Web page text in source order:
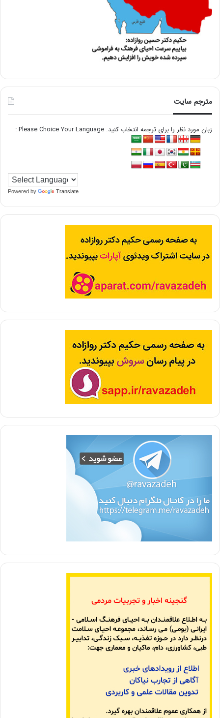
مترجم سایت
زبان مورد نظر را برای ترجمه انتخاب کنید. Please Choice Your Language :
Powered by Translate